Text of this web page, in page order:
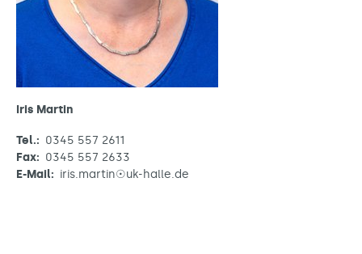
Iris Martin
Tel.: 0345 557 2611
Fax: 0345 557 2633
E-Mail: iris.martin☉uk-halle.de